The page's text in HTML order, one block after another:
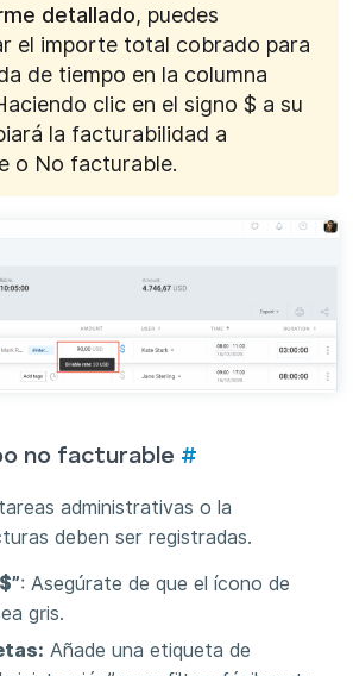
detallado, puedes
el importe total cobrado para
de tiempo en la columna
clic en el signo $ a su
la facturabilidad a
o No facturable.
no facturable #
administrativas o la
deben ser registradas.
: Asegúrate de que el ícono de
gris.
Añade una etiqueta de